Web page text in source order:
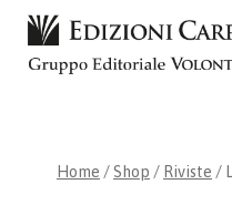
Skip
content
Home / Shop / Riviste /